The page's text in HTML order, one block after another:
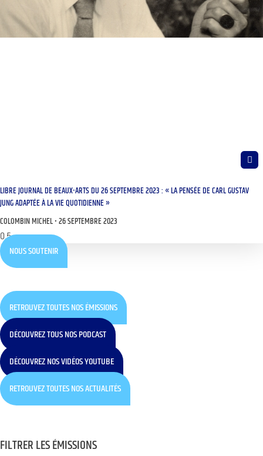
LIBRE JOURNAL DE BEAUX-ARTS DU 26 SEPTEMBRE 2023 : « LA PENSÉE DE CARL GUSTAV
JUNG ADAPTÉE À LA VIE QUOTIDIENNE »
COLOMBIN MICHEL 26 SEPTEMBRE 2023
NOUS SOUTENIR
RETROUVEZ TOUTES NOS ÉMISSIONS
DÉCOUVREZ TOUS NOS PODCAST
DÉCOUVREZ NOS VIDÉOS YOUTUBE
RETROUVEZ TOUTES NOS ACTUALITÉS
FILTRER LES ÉMISSIONS